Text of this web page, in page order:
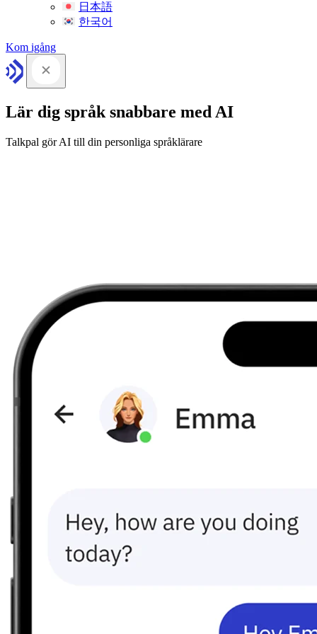
日本語
한국어
Kom igång
Lär dig språk snabbare med AI
Talkpal gör AI till din personliga språklärare